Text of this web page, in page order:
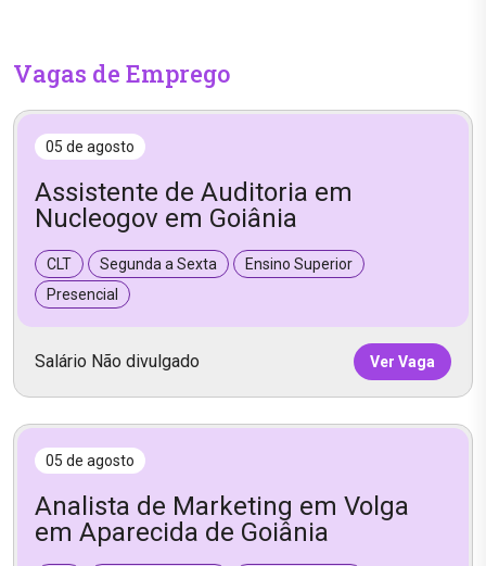
Vagas de Emprego
05 de agosto
Assistente de Auditoria em
Nucleogov em Goiânia
CLT Segunda a Sexta
Ensino Superior
Presencial
Salário Não divulgado Ver Vaga
05 de agosto
Analista de Marketing em Volga
em Aparecida de Goiânia